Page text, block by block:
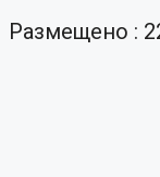
Размещено :